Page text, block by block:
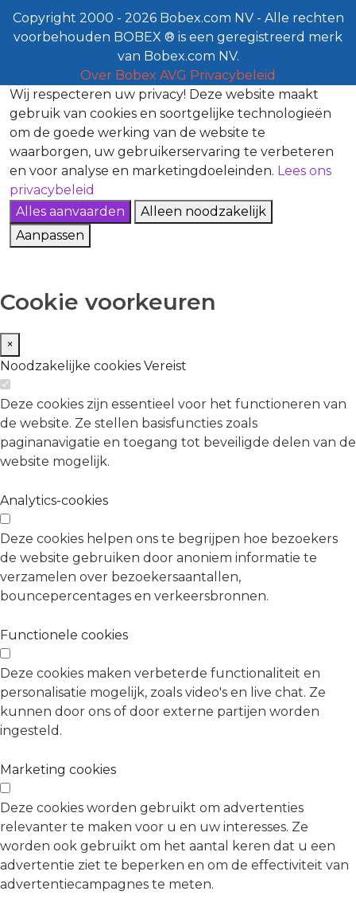
Copyright 2000 - 2026 Bobex.com NV - Alle rechten
voorbehouden BOBEX ® is een geregistreerd merk
van Bobex.com NV.
Over Bobex AVG Privacybeleid
Wij respecteren uw privacy! Deze website maakt
gebruik van cookies en soortgelijke technologieën
om de goede werking van de website te
waarborgen, uw gebruikerservaring te verbeteren
en voor analyse en marketingdoeleinden. Lees ons
privacybeleid
Alles aanvaarden
Alleen noodzakelijk
Aanpassen
Cookie voorkeuren
×
Noodzakelijke cookies Vereist
Deze cookies zijn essentieel voor het functioneren van
de website. Ze stellen basisfuncties zoals
paginanavigatie en toegang tot beveiligde delen van de
website mogelijk.
Analytics-cookies
Deze cookies helpen ons te begrijpen hoe bezoekers
de website gebruiken door anoniem informatie te
verzamelen over bezoekersaantallen,
bouncepercentages en verkeersbronnen.
Functionele cookies
Deze cookies maken verbeterde functionaliteit en
personalisatie mogelijk, zoals video's en live chat. Ze
kunnen door ons of door externe partijen worden
ingesteld.
Marketing cookies
Deze cookies worden gebruikt om advertenties
relevanter te maken voor u en uw interesses. Ze
worden ook gebruikt om het aantal keren dat u een
advertentie ziet te beperken en om de effectiviteit van
advertentiecampagnes te meten.